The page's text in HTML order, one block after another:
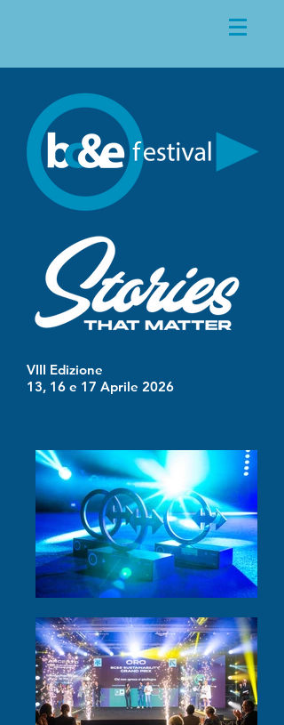
VIII Edizione
13, 16 e 17 Aprile 2026